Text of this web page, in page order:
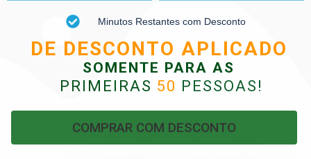
Minutos Restantes com Desconto
DE DESCONTO APLICADO
SOMENTE PARA AS
PRIMEIRAS 50 PESSOAS !
COMPRAR COM DESCONTO